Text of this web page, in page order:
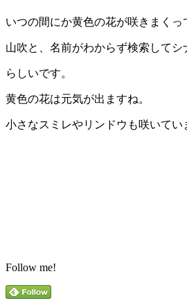
いつの間にか黄色の花が咲きまくっ
山吹と、名前がわからず検索してシ
らしいです。
黄色の花は元気が出ますね。
小さなスミレやリンドウも咲いてい
Follow me!